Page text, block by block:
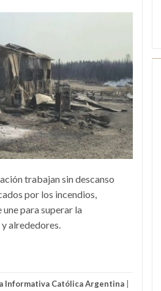
trabajan sin descanso
por los incendios,
para superar la
alrededores.
Informativa Católica Argentina